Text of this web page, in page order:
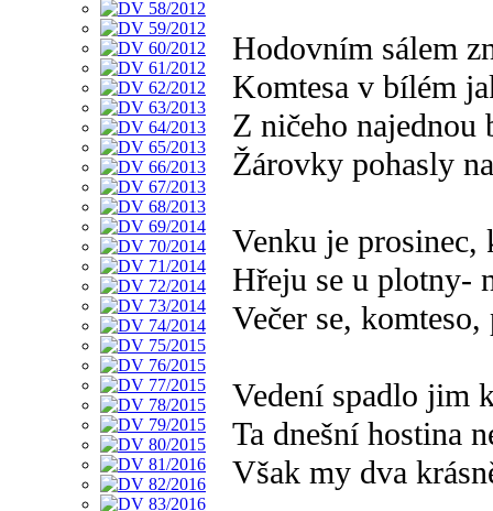
Hodovním sálem
Komtesa v bílém
Z ničeho najednou
Žárovky pohasly
Venku je prosinec,
Hřeju se u plotny-
Večer se,
Vedení spadlo jim
Ta dnešní hostina
Však my dva